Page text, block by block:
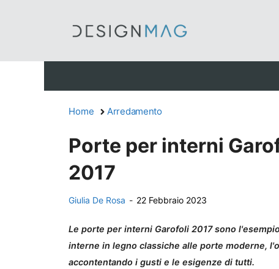
Home Arredamento
Porte per interni
2017
Giulia De Rosa - 22 Febbraio 2023
Le porte per interni Garofoli 2017 sono
interne in legno classiche alle porte moderne,
accontentando i gusti e le esigenze di tutti.